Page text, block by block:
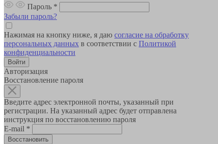
Пароль *
Забыли пароль?
Нажимая на кнопку ниже, я даю согласие на обработку
персональных данных в соответствии с Политикой
конфиденциальности
Авторизация
Восстановление пароля
Введите адрес электронной почты, указанный при
регистрации. На указанный адрес будет отправлена
инструкция по восстановлению пароля
E-mail *